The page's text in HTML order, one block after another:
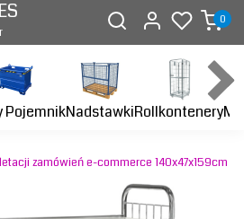
0
PojemnikNadstawkiRollkontenery
zamówień e-commerce 140x47x159cm